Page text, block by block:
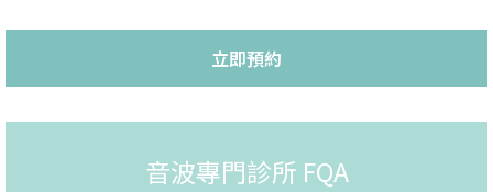
立即預約
音波專門診所 FQA